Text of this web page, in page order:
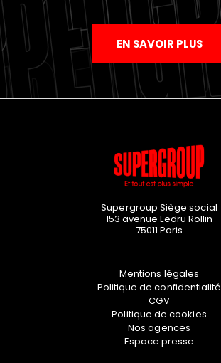
EN SAVOIR PLUS
Supergroup Siège social
153 avenue Ledru Rollin
75011 Paris
Mentions légales
Politique de confidentialité
CGV
Politique de cookies
Nos agences
Espace presse